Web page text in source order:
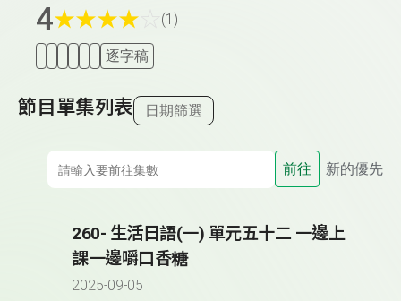
4★★★★ (1)
逐字稿
節目單集列表 日期篩選
前往 新的優先
260- 生活日語(一) 單元五十二 一邊上
課一邊嚼口香糖
2025-09-05